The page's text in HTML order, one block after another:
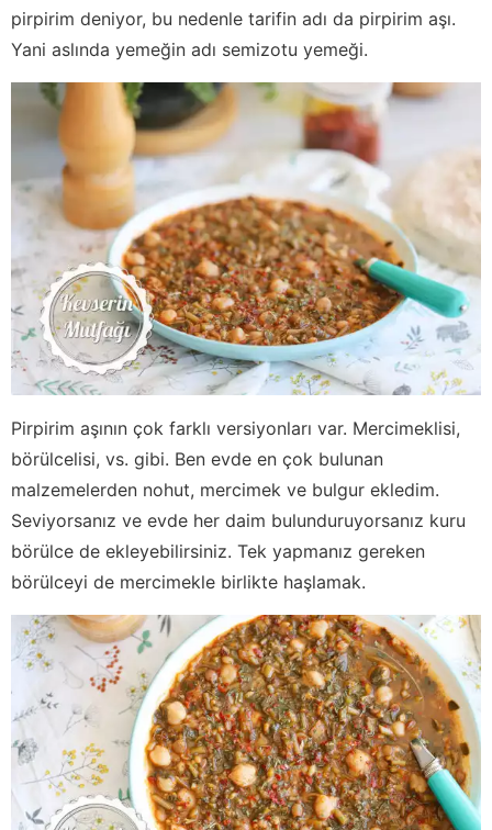
pirpirim deniyor, bu nedenle tarifin adı da pirpirim aşı.
Yani aslında yemeğin adı semizotu yemeği.
Pirpirim aşının çok farklı versiyonları var. Mercimeklisi,
börülcelisi, vs. gibi. Ben evde en çok bulunan
malzemelerden nohut, mercimek ve bulgur ekledim.
Seviyorsanız ve evde her daim bulunduruyorsanız kuru
börülce de ekleyebilirsiniz. Tek yapmanız gereken
börülceyi de mercimekle birlikte haşlamak.